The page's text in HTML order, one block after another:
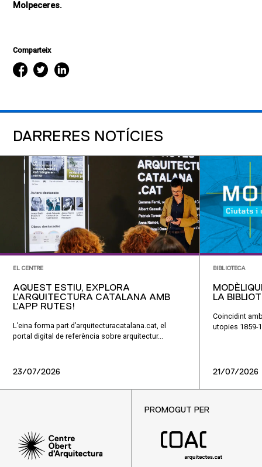
Molpeceres.
Comparteix
DARRERES NOTÍCIES
EL CENTRE
AQUEST ESTIU, EXPLORA
L’ARQUITECTURA CATALANA AMB
L’APP RUTES!
L’eina forma part d’arquitecturacatalana.cat, el
portal digital de referència sobre arquitectur...
23/07/2026
BIBLIOTECA
LA
Coincidint
utopies 1859-
21/07/2026
PROMOGUT PER